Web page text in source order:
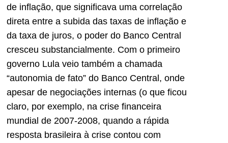
de inflação, que significava uma correlação
direta entre a subida das taxas de inflação e
da taxa de juros, o poder do Banco Central
cresceu substancialmente. Com o primeiro
governo Lula veio também a chamada
“autonomia de fato” do Banco Central, onde
apesar de negociações internas (o que ficou
claro, por exemplo, na crise financeira
mundial de 2007-2008, quando a rápida
resposta brasileira à crise contou com